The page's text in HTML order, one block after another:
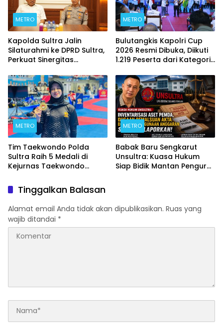
METRO
Kapolda Sultra Jalin
Silaturahmi ke DPRD Sultra,
Perkuat Sinergitas
Kemajuan Daerah
METRO
Bulutangkis Kapolri Cup
2026 Resmi Dibuka, Diikuti
1.219 Peserta dari Kategori
METRO
Tim Taekwondo Polda
Sultra Raih 5 Medali di
Kejurnas Taekwondo
METRO
Babak Baru Sengkarut
Unsultra: Kuasa Hukum
Siap Bidik Mantan Pengurus
Tinggalkan Balasan
Alamat email Anda tidak akan dipublikasikan. Ruas yang
wajib ditandai *